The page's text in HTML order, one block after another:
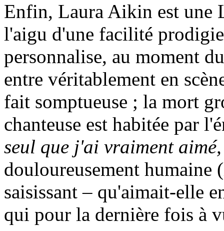
Enfin, Laura Aikin est une
l'aigu d'une facilité
personnalise, au moment
entre véritablement en
fait somptueuse ; la mort
chanteuse est habitée par
seul que j'ai vraiment
douloureusement humaine
saisissant – qu'aimait-elle
qui pour la dernière fois à